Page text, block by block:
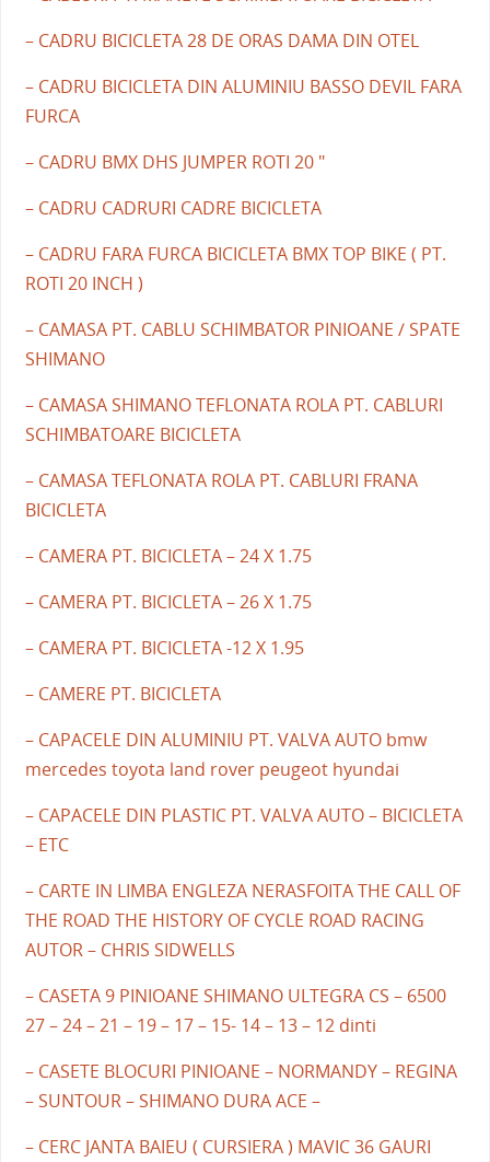
– CADRU BICICLETA 28 DE ORAS DAMA DIN OTEL
– CADRU BICICLETA DIN ALUMINIU BASSO DEVIL FARA
FURCA
– CADRU BMX DHS JUMPER ROTI 20 "
– CADRU CADRURI CADRE BICICLETA
– CADRU FARA FURCA BICICLETA BMX TOP BIKE ( PT.
ROTI 20 INCH )
– CAMASA PT. CABLU SCHIMBATOR PINIOANE / SPATE
SHIMANO
– CAMASA SHIMANO TEFLONATA ROLA PT. CABLURI
SCHIMBATOARE BICICLETA
– CAMASA TEFLONATA ROLA PT. CABLURI FRANA
BICICLETA
– CAMERA PT. BICICLETA – 24 X 1.75
– CAMERA PT. BICICLETA – 26 X 1.75
– CAMERA PT. BICICLETA -12 X 1.95
– CAMERE PT. BICICLETA
– CAPACELE DIN ALUMINIU PT. VALVA AUTO bmw
mercedes toyota land rover peugeot hyundai
– CAPACELE DIN PLASTIC PT. VALVA AUTO – BICICLETA
– ETC
– CARTE IN LIMBA ENGLEZA NERASFOITA THE CALL OF
THE ROAD THE HISTORY OF CYCLE ROAD RACING
AUTOR – CHRIS SIDWELLS
– CASETA 9 PINIOANE SHIMANO ULTEGRA CS – 6500
27 – 24 – 21 – 19 – 17 – 15- 14 – 13 – 12 dinti
– CASETE BLOCURI PINIOANE – NORMANDY – REGINA
– SUNTOUR – SHIMANO DURA ACE –
– CERC JANTA BAIEU ( CURSIERA ) MAVIC 36 GAURI